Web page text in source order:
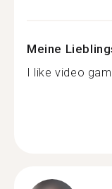
Meine
I like video